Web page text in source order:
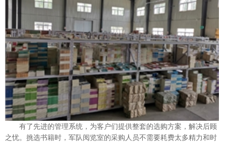
有了先进的管理系统，为客户们提供整套的选购方案，解决后顾
之忧。挑选书籍时，军队阅览室的采购人员不需要耗费太多精力和时